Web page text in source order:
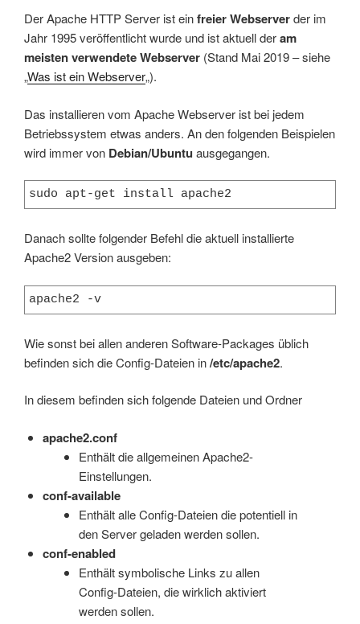
Der Apache HTTP Server ist einfreier Webserverder im
Jahr 1995 veröffentlicht wurde und ist aktuell deram
meisten verwendete Webserver (Stand Mai 2019 – siehe
„Was ist ein Webserver„).
Das installieren vom Apache Webserver ist bei jedem
Betriebssystem etwas anders. An den folgenden Beispielen
wird immer von Debian/Ubuntu ausgegangen.
sudo apt-get install apache2
Danach sollte folgender Befehl die aktuell installierte
Apache2 Version ausgeben:
apache2 -v
Wie sonst bei allen anderen Software-Packages üblich
befinden sich die Config-Dateien in/etc/apache2.
In diesem befinden sich folgende Dateien und Ordner
apache2.conf
Enthält die allgemeinen Apache2-
Einstellungen.
conf-available
Enthält alle Config-Dateien die potentiell in
den Server geladen werden sollen.
conf-enabled
Enthält symbolische Links zu allen
Config-Dateien, die wirklich aktiviert
werden sollen.